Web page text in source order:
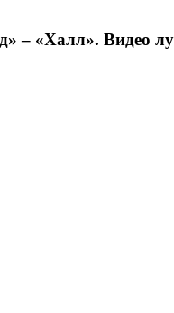
– «Халл». Видео